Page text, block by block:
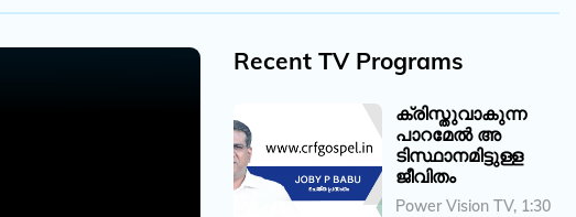
Recent TV Programs
ക്രിസ്തുവാകുന്ന
പാറമേൽ അ
ടിസ്ഥാനമിട്ടുള്ള
ജീവിതം
Power Vision TV, 1:30